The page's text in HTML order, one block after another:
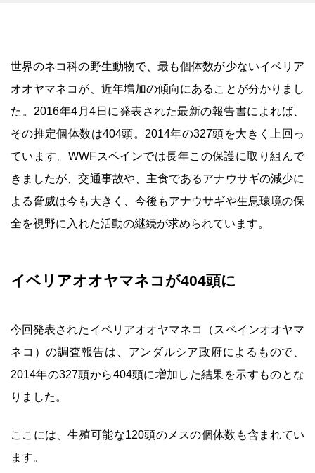
世界のネコ科の野生動物で、最も個体数が少ないイベリア
オオヤマネコが、近年増加の傾向にあることが分かりまし
た。2016年4月4日に発表された最新の報告書によれば、
その推定個体数は404頭。2014年の327頭を大きく上回っ
ています。WWFスペインでは長年この保護に取り組んで
きましたが、交通事故や、主食であるアナウサギの減少に
よる脅威は今も大きく、今後もアナウサギや生息環境の保
全を視野に入れた活動の継続が求められています。
イベリアオオヤマネコが404頭に
今回発表されたイベリアオオヤマネコ（スペインオオヤマ
ネコ）の調査報告は、アンダルシア政府によるもので、
2014年の327頭から404頭に増加した結果を示すものとな
りました。
ここには、生殖可能な120頭のメスの個体数も含まれてい
ます。